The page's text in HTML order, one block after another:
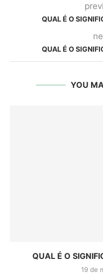
QUAL É O
QUAL É O
YOU
QUAL É O
19 de